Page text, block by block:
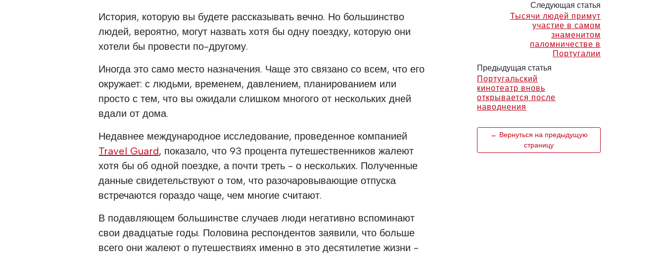
История, которую вы будете рассказывать вечно. Но большинство
людей, вероятно, могут назвать хотя бы одну поездку, которую они
хотели бы провести по-другому.
Иногда это само место назначения. Чаще это связано со всем, что его
окружает: с людьми, временем, давлением, планированием или
просто с тем, что вы ожидали слишком многого от нескольких дней
вдали от дома.
Недавнее международное исследование, проведенное компанией
Travel Guard, показало, что 93 процента путешественников жалеют
хотя бы об одной поездке, а почти треть - о нескольких. Полученные
данные свидетельствуют о том, что разочаровывающие отпуска
встречаются гораздо чаще, чем многие считают.
В подавляющем большинстве случаев люди негативно вспоминают
свои двадцатые годы. Половина респондентов заявили, что больше
всего они жалеют о путешествиях именно в это десятилетие жизни -
Следующая статья
Тысячи людей примут
участие в самом
знаменитом
паломничестве в
Португалии
Предыдущая статья
Португальский
кинотеатр вновь
открывается после
наводнения
← Вернуться на предыдущую
страницу